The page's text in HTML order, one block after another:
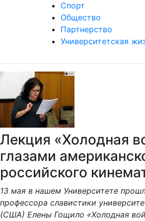
Общество
Партнерство
Университетская
Лекция «Холодная
глазами
российского
13 мая в нашем Университете
профессора славистики
(США) Елены Гощило «Холодная
американского и российского